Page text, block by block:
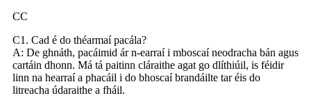
CC
C1. Cad é do théarmaí pacála?
A: De ghnáth, pacáimid ár n-earraí i mboscaí neodracha bán agus
cartáin dhonn. Má tá paitinn cláraithe agat go dlíthiúil, is féidir
linn na hearraí a phacáil i do bhoscaí brandáilte tar éis do
litreacha údaraithe a fháil.